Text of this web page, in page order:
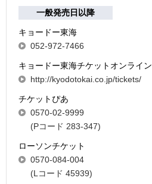
一般発売日以降
キョードー東海
052-972-7466
キョードー東海チケットオンライン
http://kyodotokai.co.jp/tickets/
チケットぴあ
0570-02-9999
(Pコード 283-347)
ローソンチケット
0570-084-004
(Lコード 45939)